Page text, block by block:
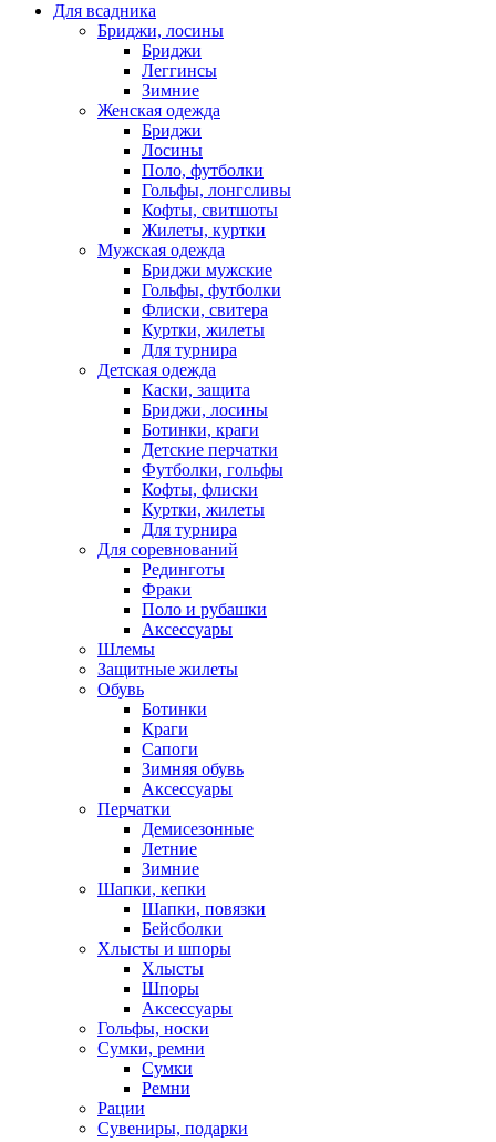
Для всадника
Бриджи, лосины
Бриджи
Леггинсы
Зимние
Женская одежда
Бриджи
Лосины
Поло, футболки
Гольфы, лонгсливы
Кофты, свитшоты
Жилеты, куртки
Мужская одежда
Бриджи мужские
Гольфы, футболки
Флиски, свитера
Куртки, жилеты
Для турнира
Детская одежда
Каски, защита
Бриджи, лосины
Ботинки, краги
Детские перчатки
Футболки, гольфы
Кофты, флиски
Куртки, жилеты
Для турнира
Для соревнований
Рединготы
Фраки
Поло и рубашки
Аксессуары
Шлемы
Защитные жилеты
Обувь
Ботинки
Краги
Сапоги
Зимняя обувь
Аксессуары
Перчатки
Демисезонные
Летние
Зимние
Шапки, кепки
Шапки, повязки
Бейсболки
Хлысты и шпоры
Хлысты
Шпоры
Аксессуары
Гольфы, носки
Сумки, ремни
Сумки
Ремни
Рации
Сувениры, подарки